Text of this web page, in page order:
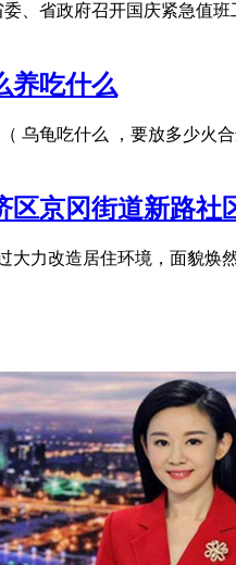
委、省政府召开国庆紧急值
养吃什么
乌龟吃什么 ，要放多少火
区京冈街道新路社
大力改造居住环境，面貌焕